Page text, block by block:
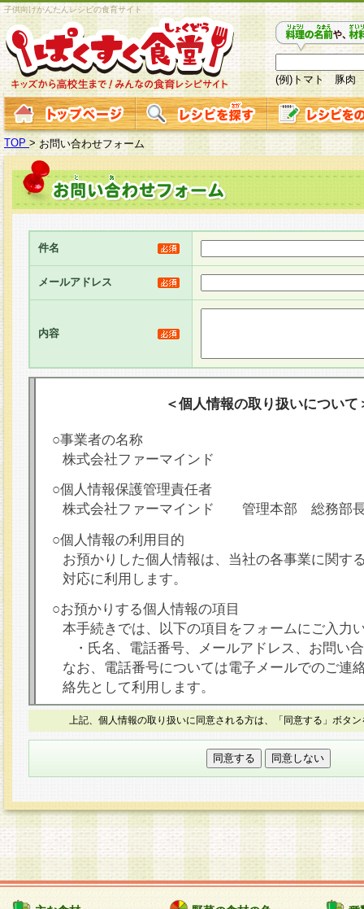
子供向けかんたんレシピの食育サイト
(例)トマト 豚肉
TOP > お問い合わせフォーム
件名
メールアドレス
内容
＜個人情報の取り扱いについて
○事業者の名称
株式会社ファーマインド
○個人情報保護管理責任者
株式会社ファーマインド 管理本部 総務部
○個人情報の利用目的
お預かりした個人情報は、当社の各事業に関す
対応に利用します。
○お預かりする個人情報の項目
本手続きでは、以下の項目をフォームにご入力
・氏名、電話番号、メールアドレス、お問い
なお、電話番号については電子メールでのご連
絡先として利用します。
○本人が容易に認識できない方法による個人情報
本フォームでは、セッション管理のためCookie
○個人情報の第三者提供について
力いただく個人情報は第三者に提供しません。
○個人情報の委託について
個人情報の取り扱いを外部に委託する場合は、
情報管理基準を満たす企業を選定して委託を行
が行われるよう監督します。
上記、個人情報の取り扱いに同意される方は、「同意する」ボタ